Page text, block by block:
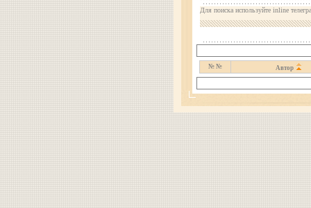
Для поиска используйте inline
№ № Автор